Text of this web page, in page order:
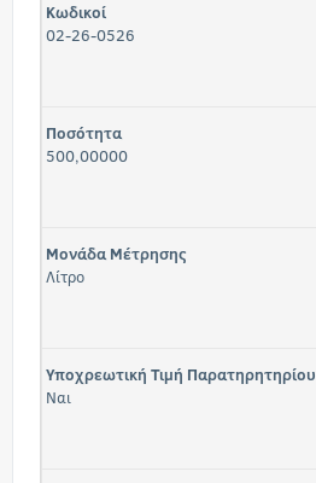
Κωδικοί
02-26-0526
Ποσότητα
500,00000
Μονάδα Μέτρησης
Λίτρο
Υποχρεωτική Τιμή Παρατηρητηρίου
Ναι